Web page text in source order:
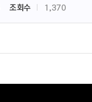
조회수 1,370